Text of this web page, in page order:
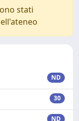
stati
ND
30
ND